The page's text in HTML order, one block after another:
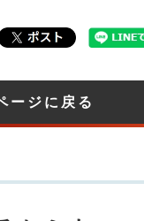
ージに戻る